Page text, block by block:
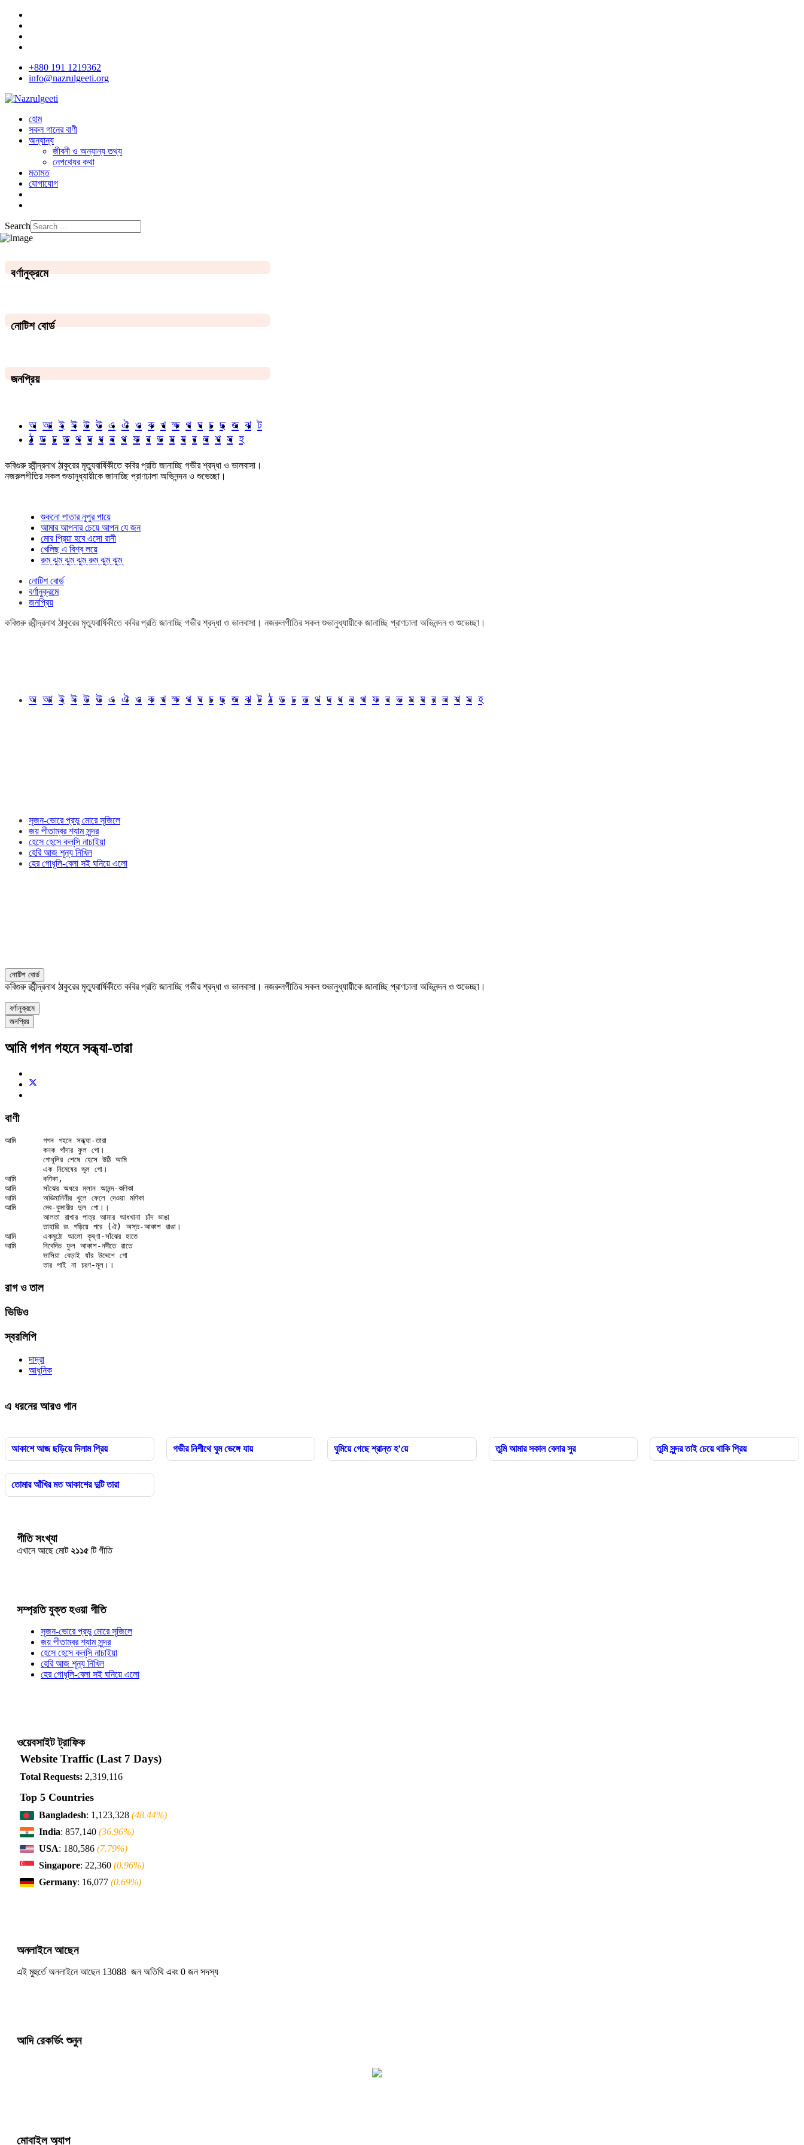
+880 191 1219362
info@nazrulgeeti.org
হোম
সকল গানের বাণী
অন্যান্য
জীবনী ও অন্যান্য তথ্য
নেপথ্যের কথা
মতামত
যোগাযোগ
Search
বর্ণানুক্রমে
নোটিশ বোর্ড
জনপ্রিয়
অ আ ই ঈ উ ঊ এ ঐ ও ক খ ক্ষ গ ঘ চ ছ জ ঝ ট
ঠ ড ঢ ত থ দ ধ ন প ফ ব ভ ম য র ল শ স হ
কবিগুরু রবীন্দ্রনাথ ঠাকুরের মৃত্যুবার্ষিকীতে কবির প্রতি জানাচ্ছি গভীর শ্রদ্ধা ও ভালবাসা।
নজরুলগীতির সকল শুভানুধ্যায়ীকে জানাচ্ছি প্রাণঢালা অভিনন্দন ও শুভেচ্ছা।
শুকনো পাতার নূপুর পায়ে
আমার আপনার চেয়ে আপন যে জন
মোর প্রিয়া হবে এসো রানী
খেলিছ এ বিশ্ব লয়ে
রুম্ ঝুম্ ঝুম্ ঝুম্ রুম্ ঝুম্ ঝুম্
নোটিশ বোর্ড
বর্ণানুক্রমে
জনপ্রিয়
কবিগুরু রবীন্দ্রনাথ ঠাকুরের মৃত্যুবার্ষিকীতে কবির প্রতি জানাচ্ছি গভীর শ্রদ্ধা ও ভালবাসা। নজরুলগীতির সকল শুভানুধ্যায়ীকে জানাচ্ছি প্রাণঢালা অভিনন্দন ও শুভেচ্ছা।
অ আ ই ঈ উ ঊ এ ঐ ও ক খ ক্ষ গ ঘ চ ছ জ ঝ ট ঠ ড ঢ ত থ দ ধ ন প ফ ব ভ ম য র ল শ স হ
সৃজন-ভোরে প্রভু মোরে সৃজিলে
জয় পীতাম্বর শ্যাম সুন্দর
হেসে হেসে কল্‌সি নাচাইয়া
হেরি আজ শূন্য নিখিল
হের গোধূলি-বেলা সই ঘনিয়ে এলো
নোটিশ বোর্ড
কবিগুরু রবীন্দ্রনাথ ঠাকুরের মৃত্যুবার্ষিকীতে কবির প্রতি জানাচ্ছি গভীর শ্রদ্ধা ও ভালবাসা। নজরুলগীতির সকল শুভানুধ্যায়ীকে জানাচ্ছি প্রাণঢালা অভিনন্দন ও শুভেচ্ছা।
বর্ণানুক্রমে
জনপ্রিয়
আমি গগন গহনে সন্ধ্যা-তারা
বাণী
আমি	গগন গহনে সন্ধ্যা-তারা
আমি	কণিকা,
আমি	সাঁঝের অধরে ম্লান আনন্দ-কণিকা
আমি	অভিমানিনীর খুলে ফেলে দেওয়া মণিকা
আমি	দেব-কুমারীর দুল গো।।
	তাহারি রং গড়িয়ে পরে (ঐ) অস্ত-আকাশ রাঙা।
আমি	একমুঠো আলো কৃষ্ণা-সাঁঝের হাতে
আমি	নিবেদিত ফুল আকাশ-নদীতে রাতে
রাগ ও তাল
ভিডিও
স্বরলিপি
দাদ্‌রা
আধুনিক
এ ধরনের আরও গান
আকাশে আজ ছড়িয়ে দিলাম প্রিয় গভীর নিশীথে ঘুম ভেঙ্গে যায় ঘুমিয়ে গেছে শ্রান্ত হ’য়ে তুমি আমার সকাল বেলার সুর তুমি সুন্দর তাই চেয়ে থাকি প্রিয়
তোমার আঁখির মত আকাশের দুটি তারা
গীতি সংখ্যা
এখানে আছে মোট২১১৫ টি গীতি
সম্প্রতি যুক্ত হওয়া গীতি
সৃজন-ভোরে প্রভু মোরে সৃজিলে
জয় পীতাম্বর শ্যাম সুন্দর
হেসে হেসে কল্‌সি নাচাইয়া
হেরি আজ শূন্য নিখিল
হের গোধূলি-বেলা সই ঘনিয়ে এলো
ওয়েবসাইট ট্রাফিক
Website Traffic (Last 7 Days)
Total Requests: 2,319,116
Top 5 Countries
Bangladesh: 1,123,328 (48.44%)
India: 857,140 (36.96%)
USA: 180,586 (7.79%)
Singapore: 22,360 (0.96%)
Germany: 16,077 (0.69%)
অনলাইনে আছেন
এই মুহুর্তে অনলাইনে আছেন 13088 জন অতিথি এবং 0 জন সদস্য
আদি রেকর্ডিং শুনুন
মোবাইল অ্যাপ